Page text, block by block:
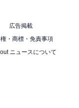
広告掲載
・商標・免責事項
ニュースについて